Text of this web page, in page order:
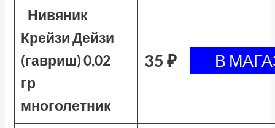
Нивяник
Крейзи Дейзи
(гавриш) 0,02
гр
многолетник
35 ₽